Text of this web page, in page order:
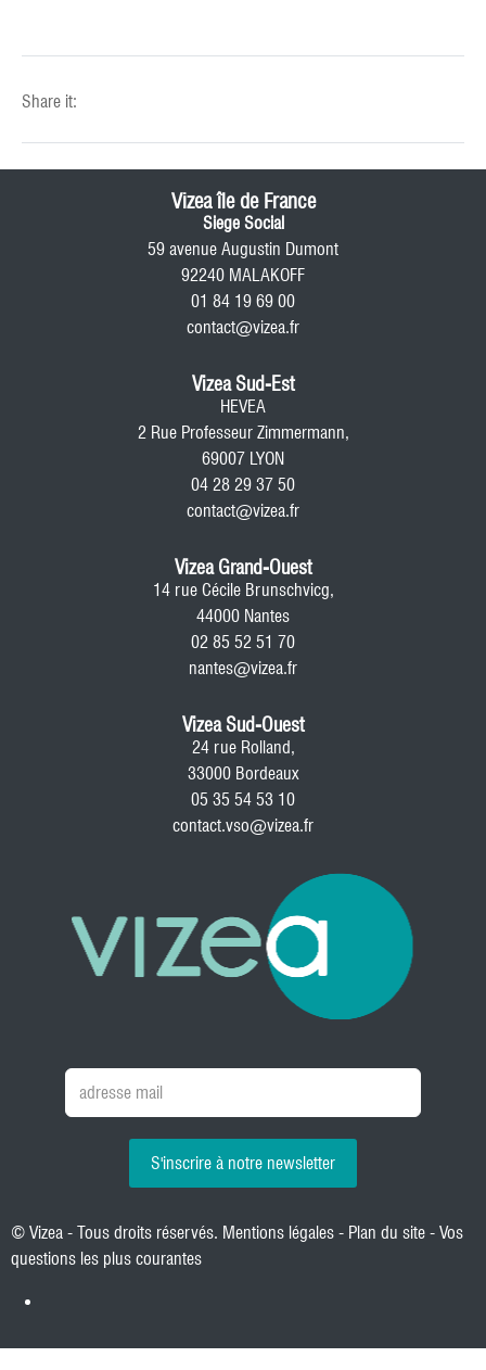
Share it:
Vizea île de France
Siege Social
59 avenue Augustin Dumont
92240 MALAKOFF
01 84 19 69 00
contact@vizea.fr
Vizea Sud-Est
HEVEA
2 Rue Professeur Zimmermann,
69007 LYON
04 28 29 37 50
contact@vizea.fr
Vizea Grand-Ouest
14 rue Cécile Brunschvicg,
44000 Nantes
02 85 52 51 70
nantes@vizea.fr
Vizea Sud-Ouest
24 rue Rolland,
33000 Bordeaux
05 35 54 53 10
contact.vso@vizea.fr
S'inscrire à notre newsletter
© Vizea - Tous droits réservés. Mentions légales - Plan du site - Vos
questions les plus courantes